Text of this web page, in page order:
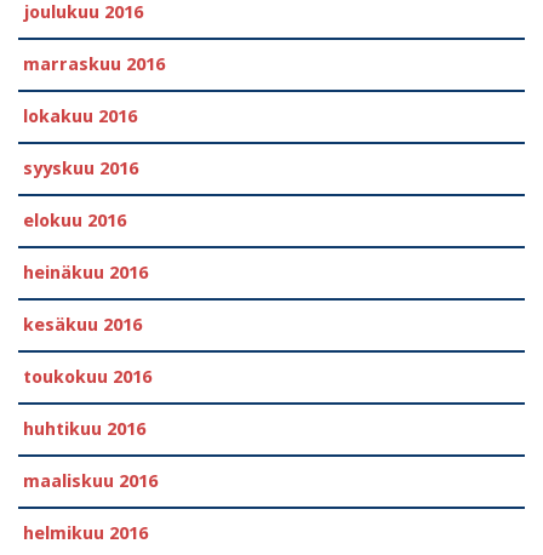
joulukuu 2016
marraskuu 2016
lokakuu 2016
syyskuu 2016
elokuu 2016
heinäkuu 2016
kesäkuu 2016
toukokuu 2016
huhtikuu 2016
maaliskuu 2016
helmikuu 2016